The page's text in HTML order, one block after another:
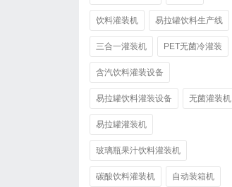
饮料灌装机 易拉罐饮料生产线
三合一灌装机 PET无菌冷灌装
含汽饮料灌装设备
易拉罐饮料灌装设备 无菌灌装机
易拉罐灌装机
玻璃瓶果汁饮料灌装机
碳酸饮料灌装机 自动装箱机